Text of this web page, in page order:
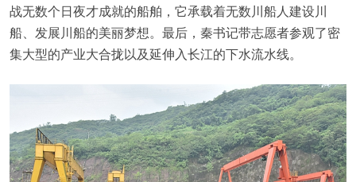
战无数个日夜才成就的船舶，它承载着无数川船人建设川
船、发展川船的美丽梦想。最后，秦书记带志愿者参观了密
集大型的产业大合拢以及延伸入长江的下水流水线。